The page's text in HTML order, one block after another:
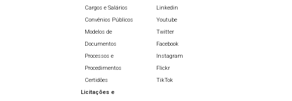
Cargos e Salários
Convênios Públicos
Modelos de
Documentos
Processos e
Procedimentos
Certidões
Licitações e
Linkedin
Youtube
Twitter
Facebook
Instagram
Flickr
TikTok